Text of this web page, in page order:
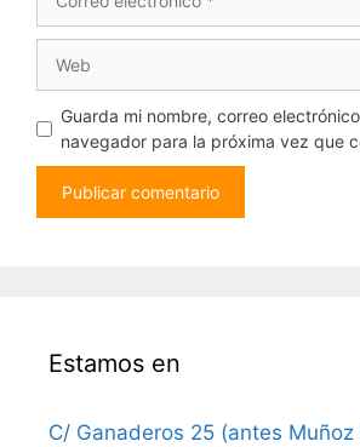
electrónico
Guarda mi nombre, correo
navegador para la próxima vez que
Estamos en
C/ Ganaderos 25 (antes Muñoz